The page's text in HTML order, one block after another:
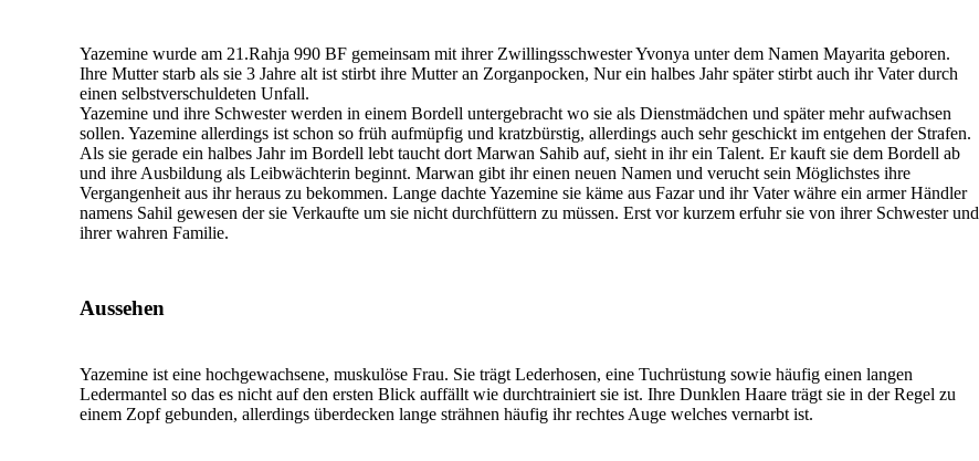
Yazemine wurde am 21.Rahja 990 BF gemeinsam mit ihrer Zwillingsschwester Yvonya unter dem Namen Mayarita geboren.
Ihre Mutter starb als sie 3 Jahre alt ist stirbt ihre Mutter an Zorganpocken, Nur ein halbes Jahr später stirbt auch ihr Vater durch
einen selbstverschuldeten Unfall.
Yazemine und ihre Schwester werden in einem Bordell untergebracht wo sie als Dienstmädchen und später mehr aufwachsen
sollen. Yazemine allerdings ist schon so früh aufmüpfig und kratzbürstig, allerdings auch sehr geschickt im entgehen der Strafen.
Als sie gerade ein halbes Jahr im Bordell lebt taucht dort Marwan Sahib auf, sieht in ihr ein Talent. Er kauft sie dem Bordell ab
und ihre Ausbildung als Leibwächterin beginnt. Marwan gibt ihr einen neuen Namen und verucht sein Möglichstes ihre
Vergangenheit aus ihr heraus zu bekommen. Lange dachte Yazemine sie käme aus Fazar und ihr Vater währe ein armer Händler
namens Sahil gewesen der sie Verkaufte um sie nicht durchfüttern zu müssen. Erst vor kurzem erfuhr sie von ihrer Schwester und
ihrer wahren Familie.
Aussehen
Yazemine ist eine hochgewachsene, muskulöse Frau. Sie trägt Lederhosen, eine Tuchrüstung sowie häufig einen langen
Ledermantel so das es nicht auf den ersten Blick auffällt wie durchtrainiert sie ist. Ihre Dunklen Haare trägt sie in der Regel zu
einem Zopf gebunden, allerdings überdecken lange strähnen häufig ihr rechtes Auge welches vernarbt ist.